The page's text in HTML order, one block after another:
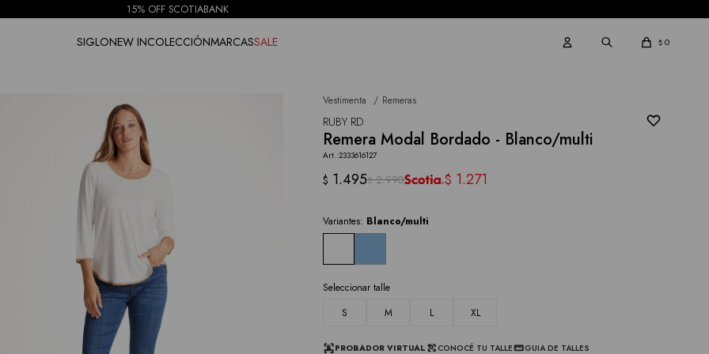
15% OFF SCOTIABANK
SIGLONEW INCOLECCIÓNMARCASSALE $ 0
Vestimenta Remeras
RUBY RD
Remera Modal Bordado - Blanco/multi
2333616127
$ 1.495$ 2.990 $ 1.271
Variantes: Blanco/multi
Seleccionar talle
S
M L XL
PROBADOR VIRTUAL CONOCÉ TU TALLE GUIA DE TALLES
NOTIFICARME